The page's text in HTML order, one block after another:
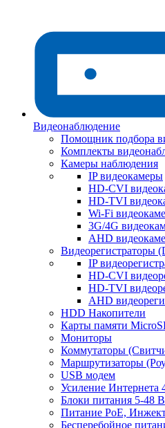
Видеонаблюдение
Помощник подбора
Комплекты
Камеры наблюдения
IP видеокамеры
HD-CVI
HD-TVI
Wi-Fi
3G/4G
AHD
Видеорегистраторы
IP
HD-CVI
HD-TVI
AHD
HDD Накопители
Карты памяти
Мониторы
Коммутаторы
Маршрутизаторы
USB модем
Усиление Интернета
Блоки питания 5-48 В
Питание PoE,
Бесперебойное